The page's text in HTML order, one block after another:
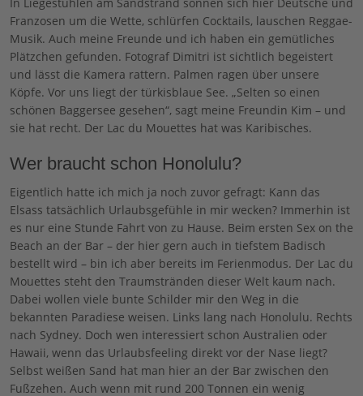
Franzosen um die Wette, schlürfen Cocktails, lauschen Reggae-
Musik. Auch meine Freunde und ich haben ein gemütliches
Plätzchen gefunden. Fotograf Dimitri ist sichtlich begeistert
und lässt die Kamera rattern. Palmen ragen über unsere
Köpfe. Vor uns liegt der türkisblaue See. „Selten so einen
schönen Baggersee gesehen“, sagt meine Freundin Kim – und
sie hat recht. Der Lac du Mouettes hat was Karibisches.
Wer braucht schon Honolulu?
Eigentlich hatte ich mich ja noch zuvor gefragt: Kann das
Elsass tatsächlich Urlaubsgefühle in mir wecken? Immerhin ist
es nur eine Stunde Fahrt von zu Hause. Beim ersten Sex on the
Beach an der Bar – der hier gern auch in tiefstem Badisch
bestellt wird – bin ich aber bereits im Ferienmodus. Der Lac du
Mouettes steht den Traumstränden dieser Welt kaum nach.
Dabei wollen viele bunte Schilder mir den Weg in die
bekannten Paradiese weisen. Links lang nach Honolulu. Rechts
nach Sydney. Doch wen interessiert schon Australien oder
Hawaii, wenn das Urlaubsfeeling direkt vor der Nase liegt?
Selbst weißen Sand hat man hier an der Bar zwischen den
Fußzehen. Auch wenn mit rund 200 Tonnen ein wenig